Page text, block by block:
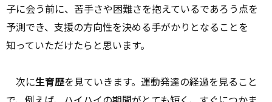
子に会う前に、苦手さや困難さを抱えているであろう点を
予測でき、支援の方向性を決める手がかりとなることを
知っていただけたらと思います。
次に生育歴を見ていきます。運動発達の経過を見ること